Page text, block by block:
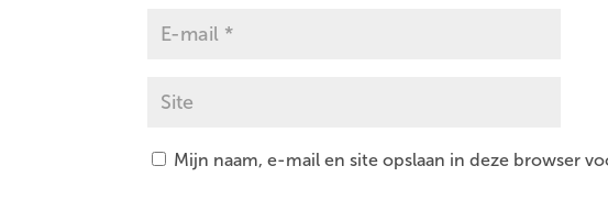
Mijn naam, e-mail en site opslaan in deze browser